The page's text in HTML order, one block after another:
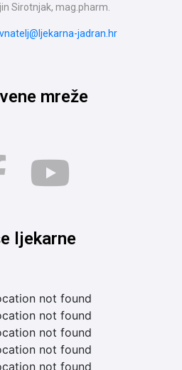
Sirotnjak, mag.pharm.
jadran.hr
mreže
ljekarne
not found
not found
not found
not found
not found